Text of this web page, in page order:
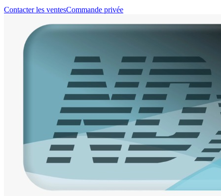
Contacter les ventesCommande privée